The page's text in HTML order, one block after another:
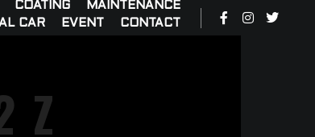
COATING
MAINTENANCE
CAR
EVENT CONTACT